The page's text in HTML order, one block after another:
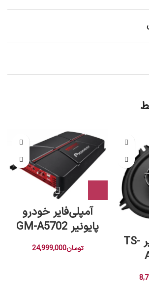
بلندگو پایونیر TS-
آمپلی‌فایر خودرو
پایونیر GM-A5702
تومان24,999,000